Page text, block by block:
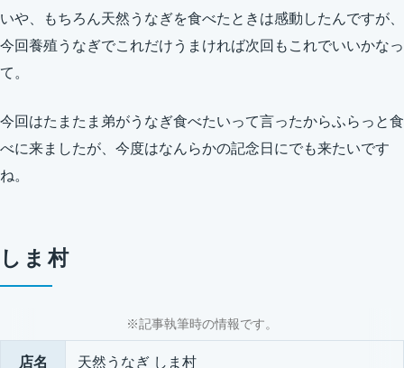
いや、もちろん天然うなぎを食べたときは感動したんですが、
今回養殖うなぎでこれだけうまければ次回もこれでいいかなっ
て。
今回はたまたま弟がうなぎ食べたいって言ったからふらっと食
べに来ましたが、今度はなんらかの記念日にでも来たいです
ね。
しま村
※記事執筆時の情報です。
店名 天然うなぎ しま村